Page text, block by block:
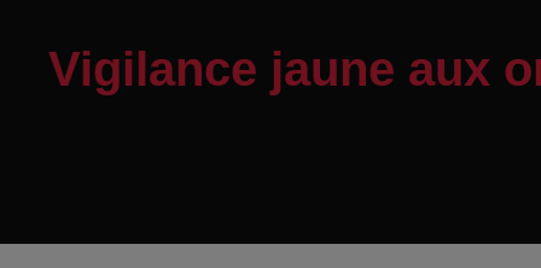
Vigilance jaune aux